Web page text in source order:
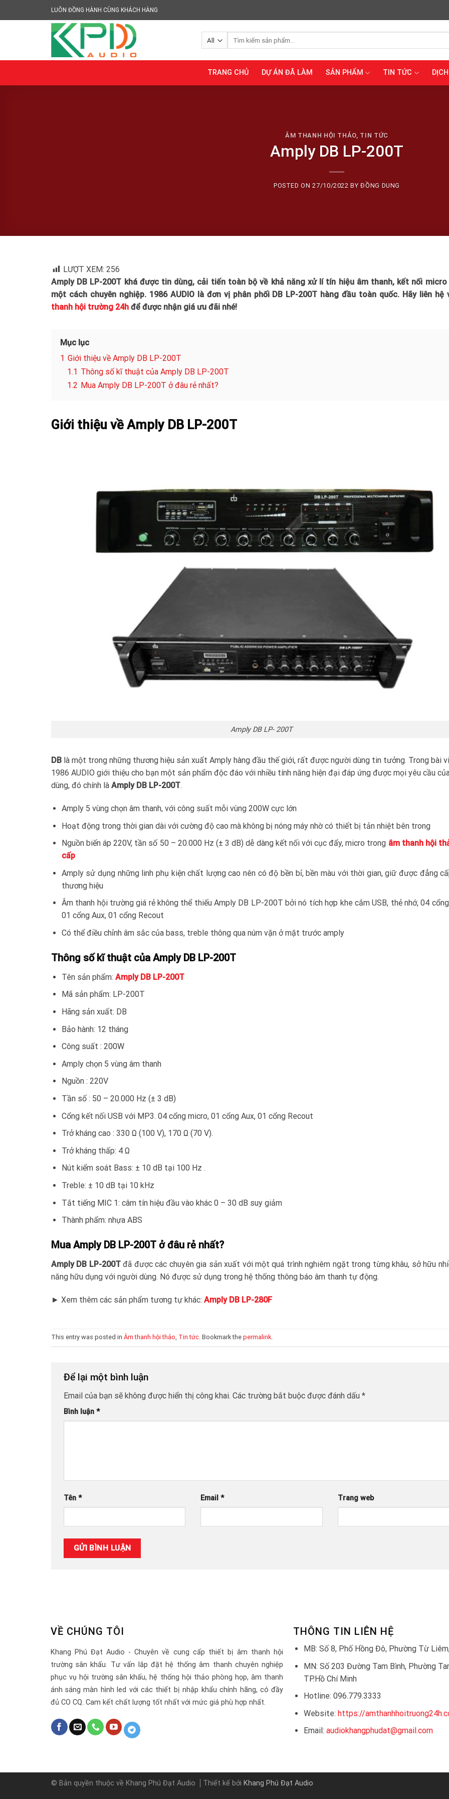
to
LUÔN ĐỒNG HÀNH CÙNG KHÁCH HÀNG
TRANG CHỦ DỰ ÁN ĐÃ LÀM SẢN PHẨM TIN TỨC
ÂM THANH HỘI THẢO TIN TỨC
Amply DB LP-200T
POSTED ON27/10/2022 BYĐỒNG DUNG
LƯỢT XEM: 256
Amply DB LP-200T khá được tin dùng, cải tiến toàn bộ về khả năng xử lí tín hiệu âm thanh, kết nối micro
một cách chuyên nghiệp. 1986 AUDIO là đơn vị phân phối DB LP-200T hàng đầu toàn quốc. Hãy liên hệ
thanh hội trường 24h để được nhận giá ưu đãi nhé!
Mục lục
1 Giới thiệu về Amply DB LP-200T
1.1 Thông số kĩ thuật của Amply DB LP-200T
1.2 Mua Amply DB LP-200T ở đâu rẻ nhất?
Giới thiệu về Amply DB LP-200T
Amply DB LP- 200T
DB là một trong những thương hiệu sản xuất Amply hàng đầu thế giới, rất được người dùng tin tưởng. Trong bài
1986 AUDIO giới thiệu cho bạn một sản phẩm độc đáo với nhiều tính năng hiện đại đáp ứng được mọi yêu cầu
dùng, đó chính là Amply DB LP-200T.
Amply 5 vùng chọn âm thanh, với công suất mỗi vùng 200W cực lớn
Hoạt động trong thời gian dài với cường độ cao mà không bị nóng máy nhờ có thiết bị tản nhiệt bên trong
Nguồn biến áp 220V, tần số 50 – 20.000 Hz (± 3 dB) dễ dàng kết nối với cục đẩy, micro trong âm thanh hội
cấp
Amply sử dụng những linh phụ kiện chất lượng cao nên có độ bền bỉ, bền màu với thời gian, giữ được đẳng
thương hiệu
Âm thanh hội trường giá rẻ không thể thiếu Amply DB LP-200T bởi nó tích hợp khe cắm USB, thẻ nhớ, 04
01 cổng Aux, 01 cổng Recout
Có thể điều chỉnh âm sắc của bass, treble thông qua núm vặn ở mặt trước amply
Thông số kĩ thuật của Amply DB LP-200T
Tên sản phẩm: Amply DB LP-200T
Mã sản phẩm: LP-200T
Hãng sản xuất: DB
Bảo hành: 12 tháng
Công suất : 200W
Amply chọn 5 vùng âm thanh
Nguồn : 220V
Tần số : 50 – 20.000 Hz (± 3 dB)
Cổng kết nối USB với MP3. 04 cổng micro, 01 cổng Aux, 01 cổng Recout
Trở kháng cao : 330 Ω (100 V), 170 Ω (70 V).
Trở kháng thấp: 4 Ω
Nút kiểm soát Bass: ± 10 dB tại 100 Hz .
Treble: ± 10 dB tại 10 kHz
Tắt tiếng MIC 1: câm tín hiệu đầu vào khác 0 – 30 dB suy giảm
Thành phẩm: nhựa ABS
Mua Amply DB LP-200T ở đâu rẻ nhất?
Amply DB LP-200Tđã được các chuyên gia sản xuất với một quá trình nghiêm ngặt trong từng khâu, sở hữu
năng hữu dụng với người dùng. Nó được sử dụng trong hệ thống thông báo âm thanh tự động.
► Xem thêm các sản phẩm tương tự khác: Amply DB LP-280F
This entry was posted in Âm thanh hội thảo Tin tức . Bookmark the permalink
Để lại một bình luận
Email của bạn sẽ không được hiển thị công khai. Các trường bắt buộc được đánh dấu *
Bình luận *
Tên * Email* Trang web
VỀ CHÚNG TÔI
Khang Phú Đạt Audio - Chuyên về cung cấp thiết bị âm thanh hội
trường sân khấu. Tư vấn lắp đặt hệ thống âm thanh chuyên nghiệp
phục vụ hội trường sân khấu, hệ thống hội thảo phòng họp, âm thanh
ánh sáng màn hình led với các thiết bị nhập khẩu chính hãng, có đầy
đủ CO CQ. Cam kết chất lượng tốt nhất với mức giá phù hợp nhất.
THÔNG TIN LIÊN HỆ
MB: Số 8, Phố Hồng Đô, Phường Từ
MN: Số 203 Đường Tam Bình, Phường
TP.Hồ Chí Minh
Hotline: 096.779.3333
Website: https://
Email: audiokhangphudat@gmail.com
© Bản quyền thuộc về Khang Phú Đạt Audio Thiết kế bởi Khang Phú Đạt Audio